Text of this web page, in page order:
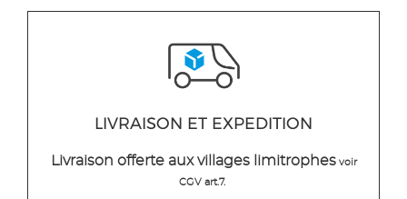
LIVRAISON ET EXPEDITION
Livraison offerte aux villages limitrophesvoir
CGV art.7.